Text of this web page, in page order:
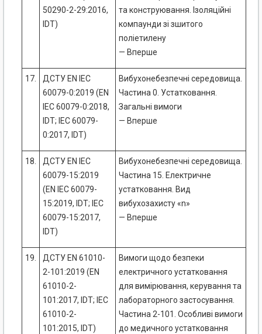
50290-2-29:2016,
IDT)
та конструювання. Ізоляційні
компаунди зі зшитого
поліетилену
— Вперше
17.
ДСТУ EN IEC
60079-0:2019 (EN
IEC 60079-0:2018,
IDT; IEC 60079-
0:2017, IDT)
Вибухонебезпечні середовища.
Частина 0. Устатковання.
Загальні вимоги
— Вперше
18.
ДСТУ EN IEC
60079-15:2019
(EN IEC 60079-
15:2019, IDT; IEC
60079-15:2017,
IDT)
Вибухонебезпечні середовища.
Частина 15. Електричне
устатковання. Вид
вибухозахисту «n»
— Вперше
19.
ДСТУ EN 61010-
2-101:2019 (EN
61010-2-
101:2017, IDT; IEC
61010-2-
101:2015, IDT)
Вимоги щодо безпеки
електричного устатковання
для вимірювання, керування та
лабораторного застосування.
Частина 2-101. Особливі вимоги
до медичного устатковання